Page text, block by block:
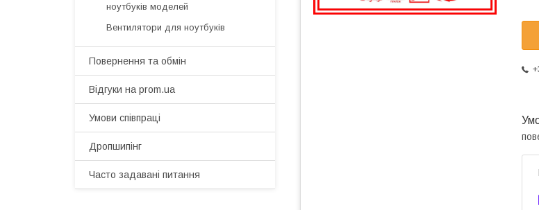
ноутбуків моделей
Вентилятори для ноутбуків
Повернення та обмін
Відгуки на prom.ua
Умови співпраці
Дропшипінг
Часто задавані питання